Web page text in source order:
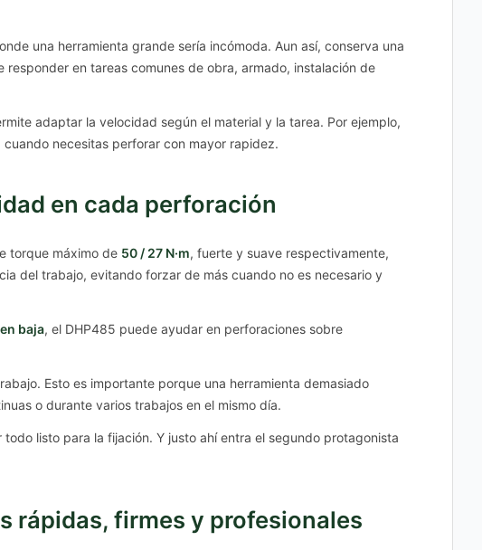
una herramienta grande sería incómoda. Aun así, conserva una
responder en tareas comunes de obra, armado, instalación de
adaptar la velocidad según el material y la tarea. Por ejemplo,
necesitas perforar con mayor rapidez.
en cada perforación
torque máximo de 50 / 27 N·m, fuerte y suave respectivamente,
del trabajo, evitando forzar de más cuando no es necesario y
baja, el DHP485 puede ayudar en perforaciones sobre
Esto es importante porque una herramienta demasiado
o durante varios trabajos en el mismo día.
listo para la fijación. Y justo ahí entra el segundo protagonista
rápidas, firmes y profesionales